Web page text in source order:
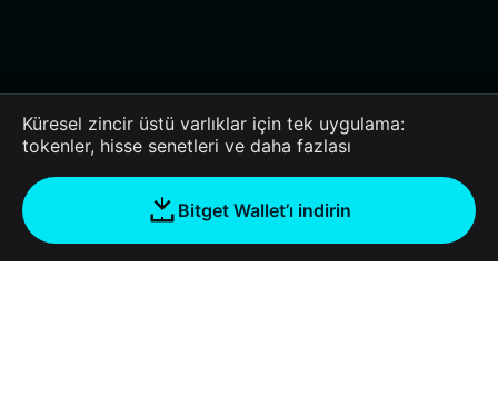
Küresel zincir üstü varlıklar için tek uygulama:
tokenler, hisse senetleri ve daha fazlası
Bitget Wallet’ı indirin